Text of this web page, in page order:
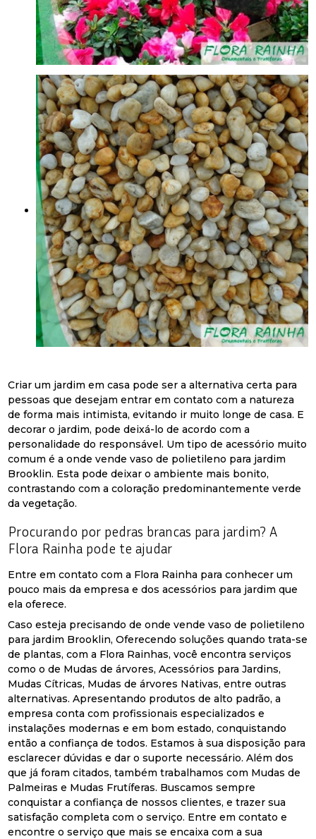
Criar um jardim em casa pode ser a alternativa certa para
pessoas que desejam entrar em contato com a natureza
de forma mais intimista, evitando ir muito longe de casa. E
decorar o jardim, pode deixá-lo de acordo com a
personalidade do responsável. Um tipo de acessório muito
comum é a onde vende vaso de polietileno para jardim
Brooklin. Esta pode deixar o ambiente mais bonito,
contrastando com a coloração predominantemente verde
da vegetação.
Procurando por pedras brancas para jardim? A
Flora Rainha pode te ajudar
Entre em contato com a Flora Rainha para conhecer um
pouco mais da empresa e dos acessórios para jardim que
ela oferece.
Caso esteja precisando de onde vende vaso de polietileno
para jardim Brooklin, Oferecendo soluções quando trata-se
de plantas, com a Flora Rainhas, você encontra serviços
como o de Mudas de árvores, Acessórios para Jardins,
Mudas Cítricas, Mudas de árvores Nativas, entre outras
alternativas. Apresentando produtos de alto padrão, a
empresa conta com profissionais especializados e
instalações modernas e em bom estado, conquistando
então a confiança de todos. Estamos à sua disposição para
esclarecer dúvidas e dar o suporte necessário. Além dos
que já foram citados, também trabalhamos com Mudas de
Palmeiras e Mudas Frutíferas. Buscamos sempre
conquistar a confiança de nossos clientes, e trazer sua
satisfação completa com o serviço. Entre em contato e
encontre o serviço que mais se encaixa com a sua